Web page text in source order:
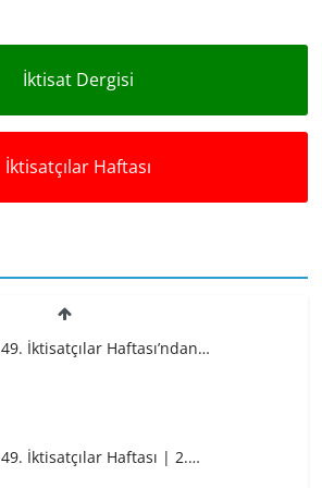
İktisat Dergisi
İktisatçılar Haftası
49. İktisatçılar Haftası’ndan…
49. İktisatçılar Haftası | 2.…